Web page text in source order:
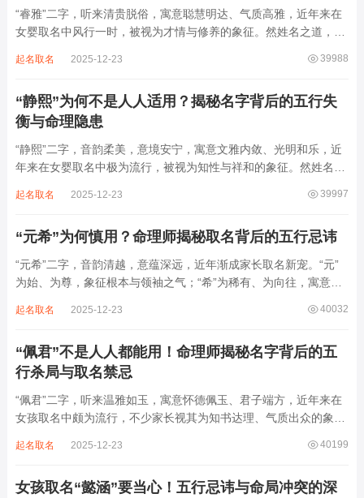
“睿雅”二字，听来清贵脱俗，寓意聪慧明达、气质高雅，近年来在
女婴取名中风行一时，被视为才情与修养的象征。然姓名之道，贵
增心力。细察“睿雅”之局，实藏金水成势、火土受制之患，若不顾
39988
起名取名 2025-12-23
“静熙”为何不是人人适用？揭秘名字背后的五行失
衡与命理隐患
“静熙”二字，音韵柔美，意境安宁，寓意文雅内敛、光明和乐，近
年来在女婴取名中极为流行，被视为知性与祥和的象征。然姓名命
象，实藏金水偏寒、火气受制之弊，若不顾八字强弱，盲目套用，
39997
起名取名 2025-12-23
“元希”为何慎用？命理师揭秘取名背后的五行忌讳
“元希”二字，音韵清越，意蕴深远，近年渐成家长取名新宠。“元”
为始、为尊，象征根本与领袖之气；“希”为稀有、为向往，寓意卓
象。然姓名非止文雅，实为命理气场之枢纽。一字之选，关乎运途
40032
起名取名 2025-12-23
“佩君”不是人人都能用！命理师揭秘名字背后的五
行杀局与取名禁忌
“佩君”二字，听来温雅如玉，寓意怀德佩玉、君子端方，近年来在
女孩取名中颇为流行，不少家长视其为知书达理、气质出众的象
察“佩君”之象，实藏金气过旺、木土受制之局，若不顾命主五行强
40199
起名取名 2025-12-23
女孩取名“懿涵”要当心！五行忌讳与命局冲突的深